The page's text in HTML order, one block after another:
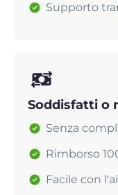
Supporto
Soddisfatti o
Senza
Rimborso
Facile con